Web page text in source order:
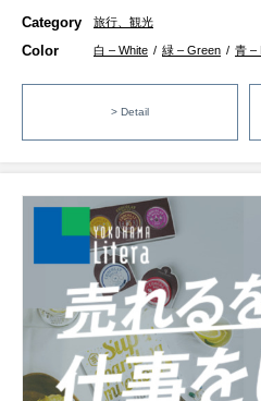
Category 旅行、観光
Color 白 – White / 緑 – Green / 青 –
> Detail